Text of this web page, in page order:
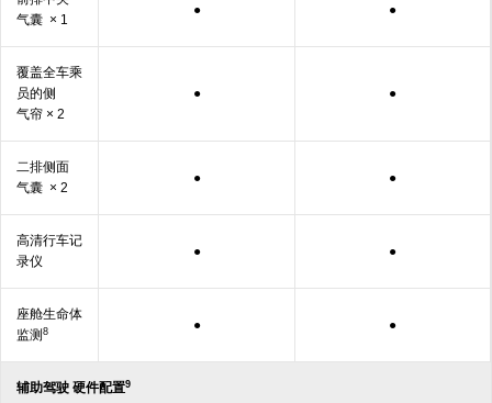
气囊 × 1
● ●
覆盖全车乘
员的侧
气帘 × 2
● ●
二排侧面
气囊 × 2
● ●
高清行车记
录仪
● ●
座舱生命体
监测 8 ● ●
辅助驾驶 硬件配置9